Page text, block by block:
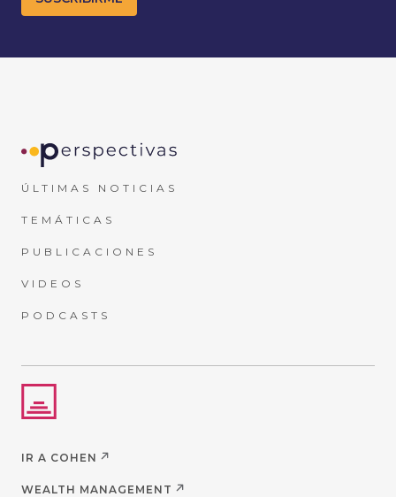
ÚLTIMAS NOTICIAS
TEMÁTICAS
PUBLICACIONES
VIDEOS
PODCASTS
IR A COHEN
WEALTH MANAGEMENT